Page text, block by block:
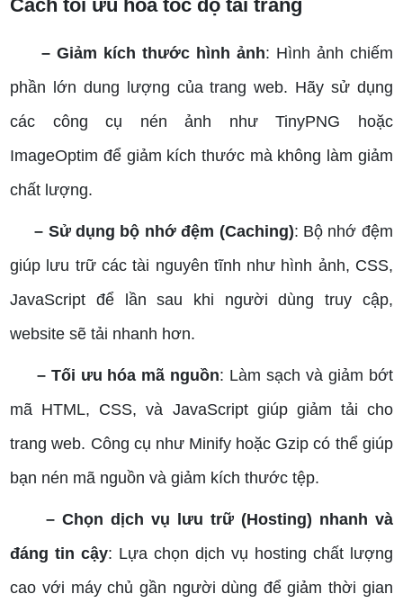
Cách tối ưu hóa tốc độ tải trang
– Giảm kích thước hình ảnh: Hình ảnh chiếm
phần lớn dung lượng của trang web. Hãy sử dụng
các công cụ nén ảnh như TinyPNG hoặc
ImageOptim để giảm kích thước mà không làm giảm
chất lượng.
– Sử dụng bộ nhớ đệm (Caching): Bộ nhớ đệm
giúp lưu trữ các tài nguyên tĩnh như hình ảnh, CSS,
JavaScript để lần sau khi người dùng truy cập,
website sẽ tải nhanh hơn.
– Tối ưu hóa mã nguồn: Làm sạch và giảm bớt
mã HTML, CSS, và JavaScript giúp giảm tải cho
trang web. Công cụ như Minify hoặc Gzip có thể giúp
bạn nén mã nguồn và giảm kích thước tệp.
– Chọn dịch vụ lưu trữ (Hosting) nhanh và
đáng tin cậy: Lựa chọn dịch vụ hosting chất lượng
cao với máy chủ gần người dùng để giảm thời gian